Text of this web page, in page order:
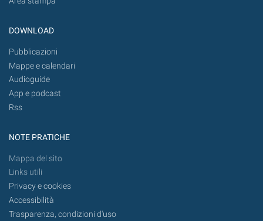
DOWNLOAD
Pubblicazioni
Mappe e calendari
Audioguide
App e podcast
Rss
NOTE PRATICHE
Mappa del sito
Links utili
Privacy e cookies
Accessibilità
Trasparenza, condizioni d'uso